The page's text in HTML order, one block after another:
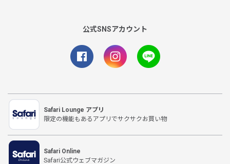
公式SNSアカウント
Safari Lounge アプリ
限定の機能もあるアプリでサクサクお買い物
Safari Online
Safari公式ウェブマガジン